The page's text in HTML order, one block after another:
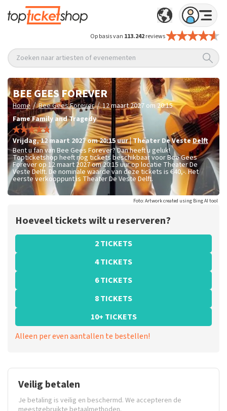
Op basis van 113.242reviews
Zoeken naar artiesten of evenementen
BEE GEES FOREVER
Home / Bee Gees Forever / 12 maart 2027 om 20:15
Fame Family and Tragedy
vrijdag,12 maart 2027 om 20:15uur|Theater De VesteDelft
Bent u fan van Bee Gees Forever? Dan heeft u geluk!
Topticketshop heeft nog tickets beschikbaar voor Bee Gees
Forever op 12 maart 2027 om 20:15 uur op locatie Theater De
Veste Delft. De nominale waarde van deze tickets is €40,-. Het
eerste verkooppunt is Theater De Veste Delft.
Foto: Artwork created using Bing AI tool
Hoeveel tickets wilt u reserveren?
2 TICKETS
4 TICKETS
6 TICKETS
8 TICKETS
10+ TICKETS
Alleen per even aantallen te bestellen!
Veilig betalen
Je betaling is veilig en beschermd. We accepteren de